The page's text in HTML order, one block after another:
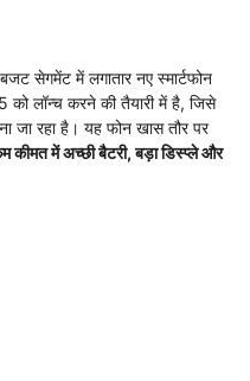
सेगमेंट में लगातार नए स्मार्टफोन
लॉन्च करने की तैयारी में है, जिसे
जा रहा है। यह फोन खास तौर पर
कीमत में अच्छी बैटरी, बड़ा डिस्प्ले और